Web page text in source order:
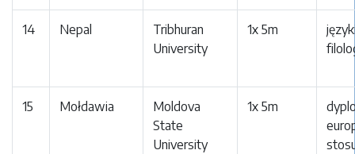
14 Nepal
Tribhuran
University
1x 5m
15 Mołdawia
Moldova
State
University
1x 5m